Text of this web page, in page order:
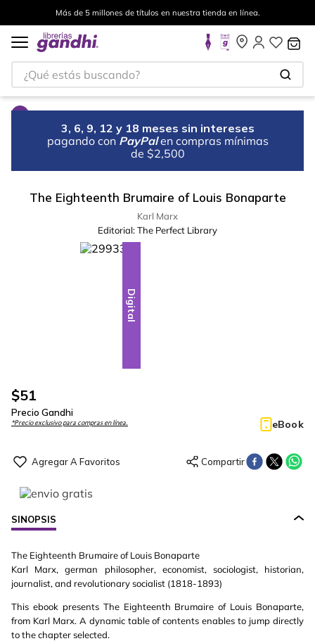
Más de 5 millones de títulos en nuestra tienda en línea.
¿Qué estás buscando?
3, 6, 9, 12 y 18 meses sin intereses
pagando con PayPal en compras mínimas
de $2,500
The Eighteenth Brumaire of Louis Bonaparte
Karl Marx
Editorial:The Perfect Library
Digital
$51
Precio Gandhi
*Precio exclusivo para compras en línea. eBook
SINOPSIS
The Eighteenth Brumaire of Louis Bonaparte
Karl Marx, german philosopher, economist, sociologist, historian,
journalist, and revolutionary socialist (1818-1893)
This ebook presents The Eighteenth Brumaire of Louis Bonaparte,
from Karl Marx. A dynamic table of contents enables to jump directly
to the chapter selected.